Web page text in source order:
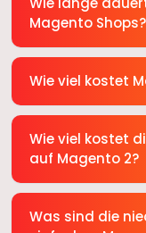
Magento Shops?
Wie viel kostet
Wie viel kostet
auf Magento 2?
Was sind die